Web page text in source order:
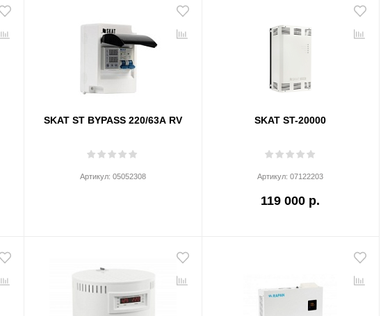
SKAT ST BYPASS 220/63А RV
Артикул: 05052308
SKAT ST-20000
Артикул:07122203
119 000 р.